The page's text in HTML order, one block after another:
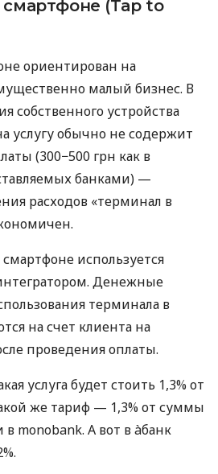
(Tap to
ориентирован на
малый бизнес. В
собственного устройства
услугу обычно не содержит
(300−500 грн как в
банками) —
расходов «терминал в
используется
Денежные
терминала в
на счет клиента на
проведения оплаты.
услуга будет стоить 1,3% от
же тариф — 1,3% от суммы
monobank. А вот в àбанк